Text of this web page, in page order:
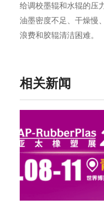
给调校墨辊和水辊的压
油墨密度不足、干燥慢
浪费和胶辊清洁困难。
相关新闻